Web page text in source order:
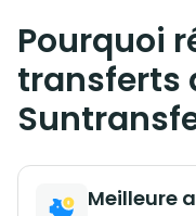
Pourquoi
transferts
Meilleure